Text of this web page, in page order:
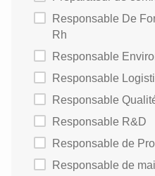
Responsable De Formation / Manager
Rh
Responsable
Responsable
Responsable
Responsable R&D
Responsable de
Responsable de